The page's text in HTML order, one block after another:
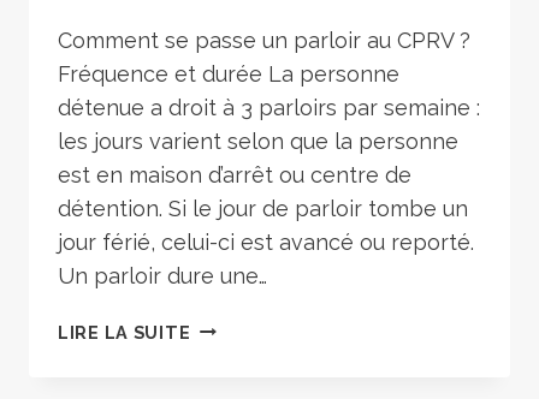
Comment se passe un parloir au CPRV ?
Fréquence et durée La personne
détenue a droit à 3 parloirs par semaine :
les jours varient selon que la personne
est en maison d’arrêt ou centre de
détention. Si le jour de parloir tombe un
jour férié, celui-ci est avancé ou reporté.
Un parloir dure une…
LIRE LA SUITE